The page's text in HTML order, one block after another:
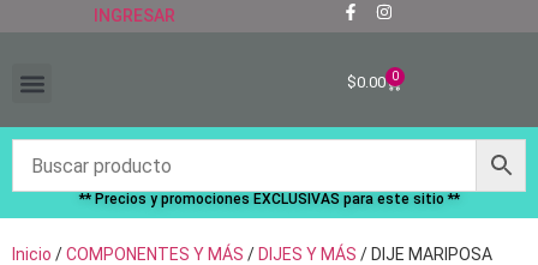
INGRESAR
$0.00 0
** Precios y promociones EXCLUSIVAS para este sitio **
Inicio /COMPONENTES Y MÁS / DIJES Y MÁS / DIJE MARIPOSA